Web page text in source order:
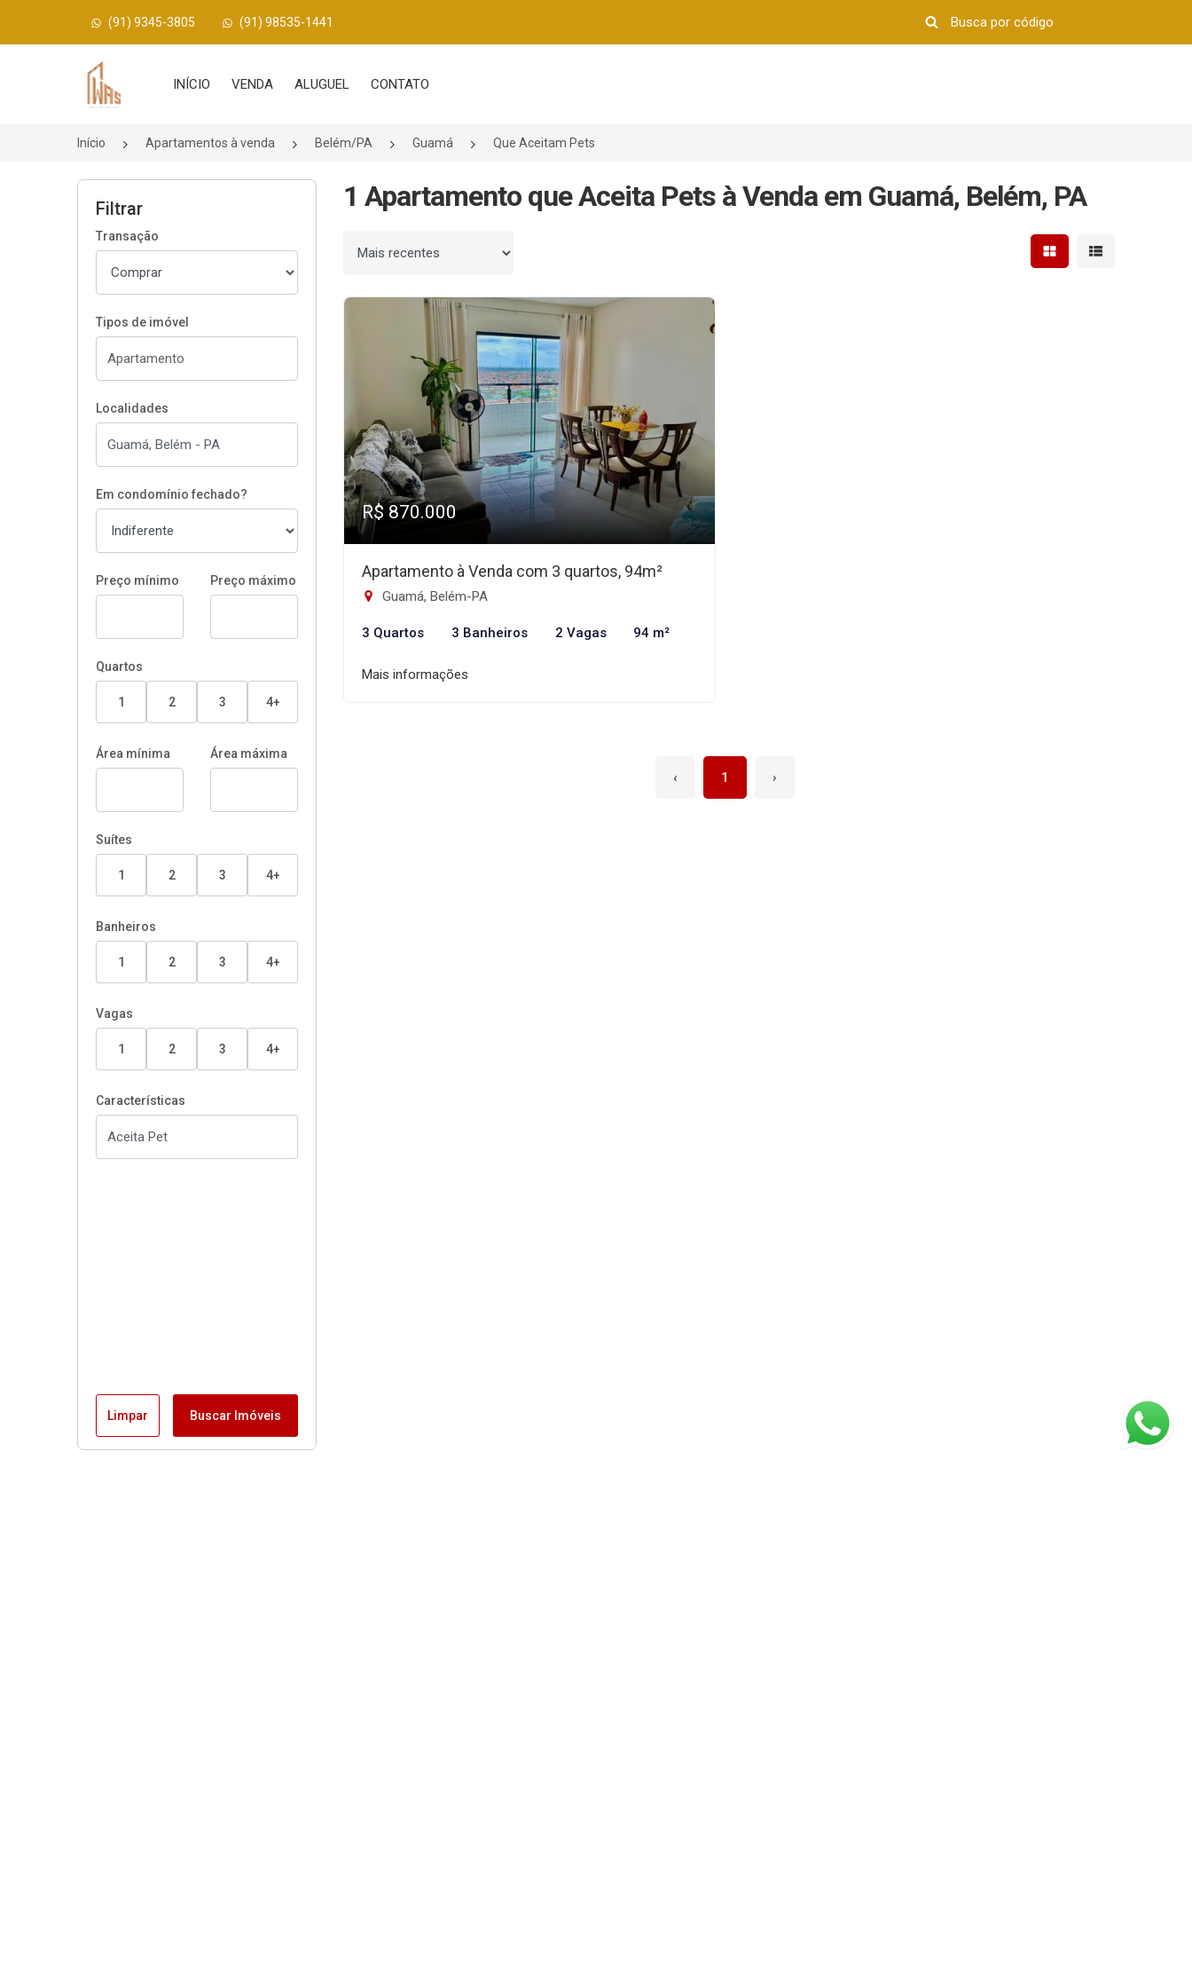
(91) 9345-3805 (91) 98535-1441
Página inicial
INÍCIO VENDA ALUGUEL CONTATO
Início Apartamentos à venda Belém/PA Guamá Que Aceitam Pets
Filtrar
Transação
Tipos de imóvel
Localidades
Em condomínio fechado?
Preço mínimo Preço máximo
Quartos
1 2 3 4+
Área mínima Área máxima
Suítes
1 2 3 4+
Banheiros
1 2 3 4+
Vagas
1 2 3 4+
Características
Limpar Buscar Imóveis
1 Apartamento que Aceita Pets à Venda em Guamá, Belém, PA
Ordenar por Mostrar resultados em
Mostrar
R$ 870.000
Apartamento à Venda com 3 quartos, 94m²
Guamá, Belém-PA
3 Quartos 3 Banheiros 2 Vagas 94 m²
Mais informações
‹ 1 ›